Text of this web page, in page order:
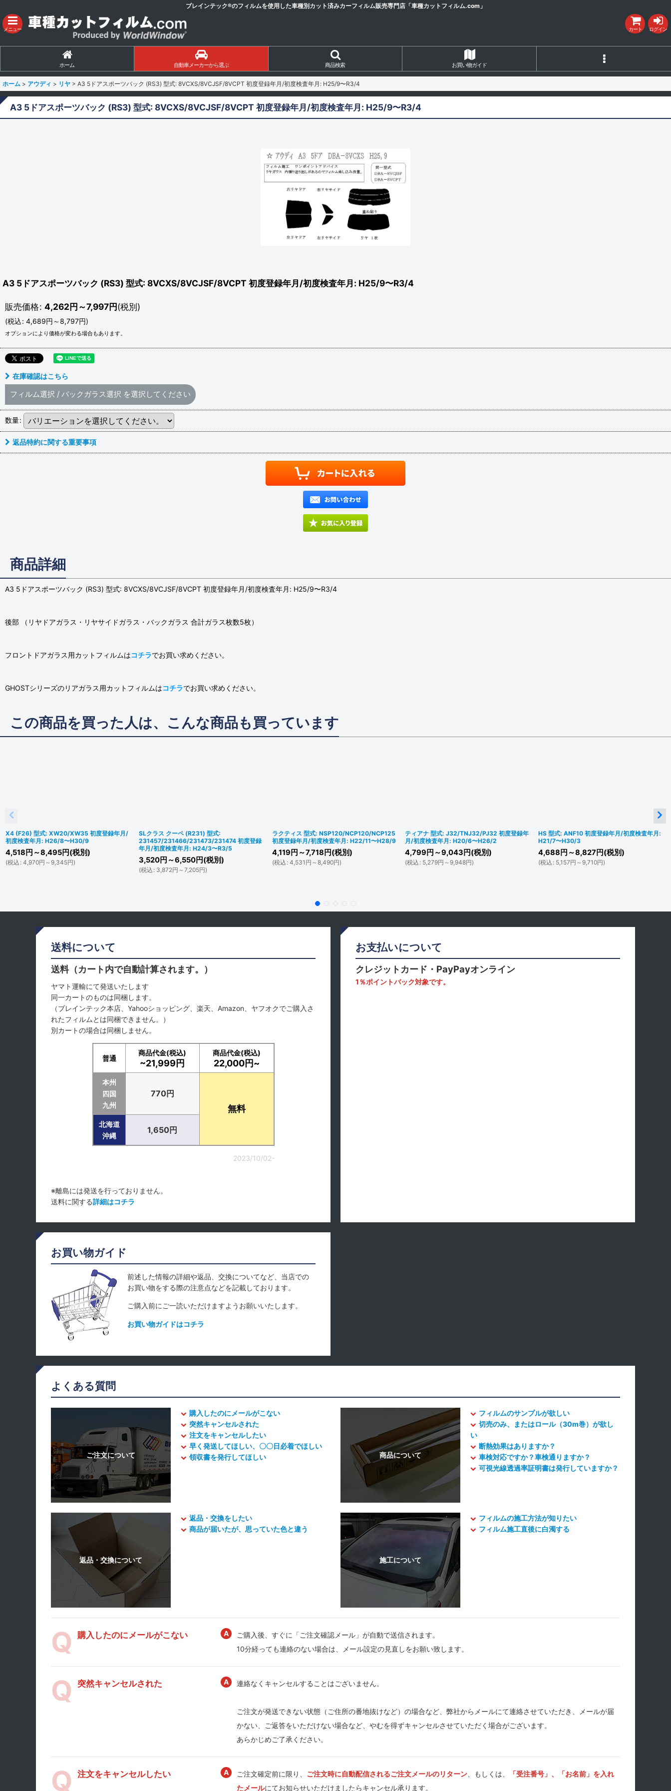
ブレインテック®のフィルムを使用した車種別カット済みカーフィルム販売専門店「車種カットフィルム.com」
メニュー カート ログイン
ホーム 自動車メーカーから選ぶ 商品検索 お買い物ガイド
ホーム > アウディ > リヤ > A3 5ドアスポーツバック (RS3) 型式: 8VCXS/8VCJSF/8VCPT 初度登録年月/初度検査年月: H25/9〜R3/4
A3 5ドアスポーツバック (RS3) 型式: 8VCXS/8VCJSF/8VCPT 初度登録年月/初度検査年月: H25/9〜R3/4
A3 5ドアスポーツバック (RS3) 型式: 8VCXS/8VCJSF/8VCPT 初度登録年月/初度検査年月: H25/9〜R3/4
販売価格: 4,262円～7,997円(税別)
(税込: 4,689円 ～8,797円)
オプションにより価格が変わる場合もあります。
在庫確認はこちら
フィルム選択 / バックガラス選択 を選択してください
数量:
返品特約に関する重要事項
商品詳細
A3 5ドアスポーツバック (RS3) 型式: 8VCXS/8VCJSF/8VCPT 初度登録年月/初度検査年月: H25/9〜R3/4
後部 （リヤドアガラス・リヤサイドガラス・バックガラス 合計ガラス枚数5枚）
フロントドアガラス用カットフィルムはコチラでお買い求めください。
GHOSTシリーズのリアガラス用カットフィルムはコチラでお買い求めください。
この商品を買った人は、こんな商品も買っています
X4 (F26) 型式: XW20/XW35 初度登録年月/
初度検査年月: H26/8〜H30/9
4,518 円 ～8,495円(税別)
(税込 : 4,970円 ～9,345円)
SLクラス クーペ (R231) 型式:
231457/231466/231473/231474 初度登録
年月/初度検査年月: H24/3〜R3/5
3,520円 ～6,550円(税別)
(税込 : 3,872円 ～7,205円)
ラクティス 型式: NSP120/NCP120/NCP125
初度登録年月/初度検査年月: H22/11〜H28/9
4,119 円 ～7,718 円(税別)
(税込 : 4,531 円 ～8,490円)
ティアナ 型式: J32/TNJ32/PJ32 初度登録年
月/初度検査年月: H20/6〜H26/2
4,799 円 ～9,043 円(税別)
(税込 : 5,279円 ～9,948円)
HS 型式: ANF10 初度登録年月/初度検査年月:
H21/7〜H30/3
4,688 円 ～8,827 円(税別)
(税込 : 5,157円 ～9,710円)
送料について
送料（カート内で自動計算されます。）
ヤマト運輸にて発送いたします
同一カートのものは同梱します。
（ブレインテック本店、Yahooショッピング、楽天、Amazon、ヤフオクでご購入さ
れたフィルムとは同梱できません。）
別カートの場合は同梱しません。
普通
商品代金(税込)
~21,999円
商品代金(税込)
22,000円~
本州
四国
九州
770円
無料
北海道
沖縄
1,650円
2023/10/02-
※離島には発送を行っておりません。
送料に関する詳細はコチラ
お支払いについて
クレジットカード・PayPayオンライン
1％ポイントバック対象です。
お買い物ガイド
前述した情報の詳細や返品、交換についてなど、当店での
お買い物をする際の注意点などを記載しております。
ご購入前にご一読いただけますようお願いいたします。
お買い物ガイドはコチラ
よくある質問
購入したのにメールがこない
突然キャンセルされた
注文をキャンセルしたい
早く発送してほしい、〇〇日必着でほしい
領収書を発行してほしい
フィルムのサンプルが欲しい
切売のみ、またはロール（30m巻）が欲し
い
断熱効果はありますか？
車検対応ですか？車検通りますか？
可視光線透過率証明書は発行していますか？
返品・交換をしたい
商品が届いたが、思っていた色と違う
フィルムの施工方法が知りたい
フィルム施工直後に白濁する
購入したのにメールがこない
ご購入後、すぐに「ご注文確認メール」が自動で送信されます。
10分経っても連絡のない場合は、メール設定の見直しをお願い致します。
突然キャンセルされた 連絡なくキャンセルすることはございません。
ご注文が発送できない状態（ご住所の番地抜けなど）の場合など、弊社からメールにて連絡させていただき、メールが届
かない、ご返答をいただけない場合など、やむを得ずキャンセルさせていただく場合がございます。
あらかじめご了承ください。
注文をキャンセルしたい ご注文確定前に限り、 ご注文時に自動配信されるご注文メールのリターン、もしくは、
「受注番号」、「お名前」を入れ
たメールにてお知らせいただけましたらキャンセル承ります。